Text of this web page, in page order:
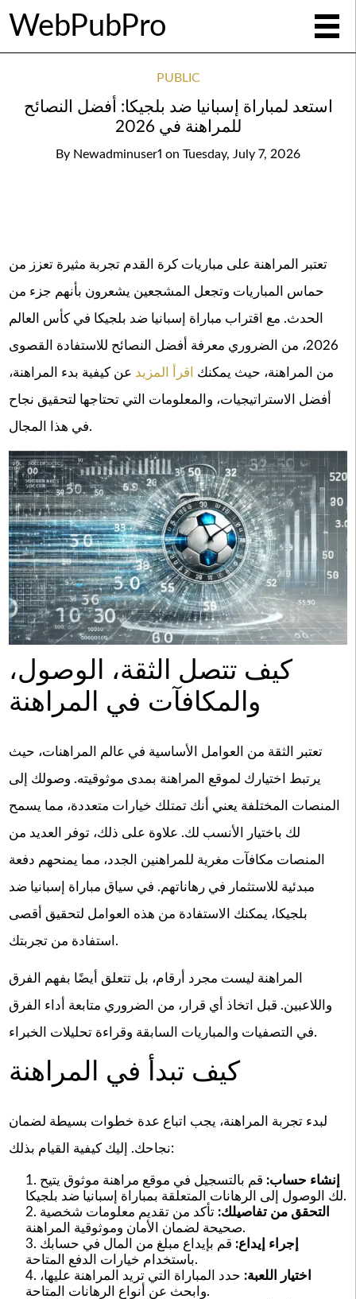
WebPubPro
PUBLIC
استعد لمباراة إسبانيا ضد بلجيكا: أفضل النصائح
للمراهنة في 2026
By Newadminuser1 on Tuesday, July 7, 2026
تعتبر المراهنة على مباريات كرة القدم تجربة مثيرة تعزز من
حماس المباريات وتجعل المشجعين يشعرون بأنهم جزء من
الحدث. مع اقتراب مباراة إسبانيا ضد بلجيكا في كأس العالم
2026، من الضروري معرفة أفضل النصائح للاستفادة القصوى
من المراهنة، حيث يمكنك
اقرأ المزيد عن كيفية بدء المراهنة،
أفضل الاستراتيجيات، والمعلومات التي تحتاجها لتحقيق نجاح
في هذا المجال.
كيف تتصل الثقة، الوصول،
والمكافآت في المراهنة
تعتبر الثقة من العوامل الأساسية في عالم المراهنات، حيث
يرتبط اختيارك لموقع المراهنة بمدى موثوقيته. وصولك إلى
المنصات المختلفة يعني أنك تمتلك خيارات متعددة، مما يسمح
لك باختيار الأنسب لك. علاوة على ذلك، توفر العديد من
المنصات مكافآت مغرية للمراهنين الجدد، مما يمنحهم دفعة
مبدئية للاستثمار في رهاناتهم. في سياق مباراة إسبانيا ضد
بلجيكا، يمكنك الاستفادة من هذه العوامل لتحقيق أقصى
استفادة من تجربتك.
المراهنة ليست مجرد أرقام، بل تتعلق أيضًا بفهم الفرق
واللاعبين. قبل اتخاذ أي قرار، من الضروري متابعة أداء الفرق
في التصفيات والمباريات السابقة وقراءة تحليلات الخبراء.
كيف تبدأ في المراهنة
لبدء تجربة المراهنة، يجب اتباع عدة خطوات بسيطة لضمان
نجاحك. إليك كيفية القيام بذلك:
إنشاء حساب: قم بالتسجيل في موقع مراهنة موثوق يتيح
لك الوصول إلى الرهانات المتعلقة بمباراة إسبانيا ضد بلجيكا.
التحقق من تفاصيلك: تأكد من تقديم معلومات شخصية
صحيحة لضمان الأمان وموثوقية المراهنة.
إجراء إيداع: قم بإيداع مبلغ من المال في حسابك
باستخدام خيارات الدفع المتاحة.
اختيار اللعبة: حدد المباراة التي تريد المراهنة عليها،
وابحث عن أنواع الرهانات المتاحة.